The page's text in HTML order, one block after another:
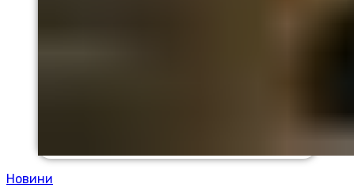
Новини